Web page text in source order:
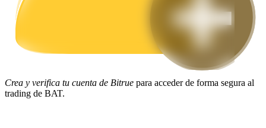
Aprenda cómo mantenerse rentable
Crea y verifica tu cuenta de Bitrue para acceder de forma segura al
trading de BAT.